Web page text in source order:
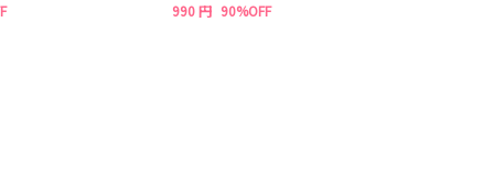
990 円 90%OFF